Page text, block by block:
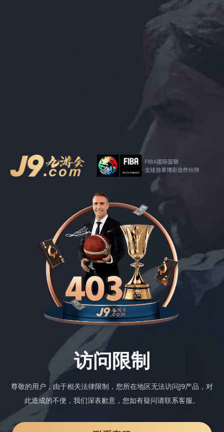
访问限制
尊敬的用户，由于相关法律限制，您所在地区无法访问J9产品，对
此造成的不便，我们深表歉意，您如有疑问请联系客服。